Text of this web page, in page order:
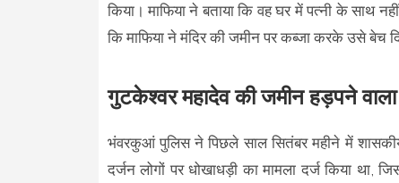
किया। माफिया ने बताया कि वह घर में पत्नी के साथ
कि माफिया ने मंदिर की जमीन पर कब्जा करके उसे बेच
गुटकेश्वर महादेव की जमीन हड़पने वाला
भंवरकुआं पुलिस ने पिछले साल सितंबर महीने में
दर्जन लोगों पर धोखाधड़ी का मामला दर्ज किया था,